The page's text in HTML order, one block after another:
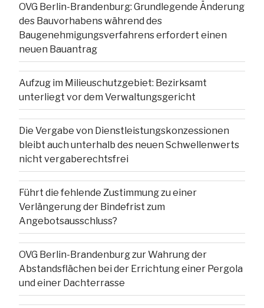
OVG Berlin-Brandenburg: Grundlegende Änderung
des Bauvorhabens während des
Baugenehmigungsverfahrens erfordert einen
neuen Bauantrag
Aufzug im Milieuschutzgebiet: Bezirksamt
unterliegt vor dem Verwaltungsgericht
Die Vergabe von Dienstleistungskonzessionen
bleibt auch unterhalb des neuen Schwellenwerts
nicht vergaberechtsfrei
Führt die fehlende Zustimmung zu einer
Verlängerung der Bindefrist zum
Angebotsausschluss?
OVG Berlin-Brandenburg zur Wahrung der
Abstandsflächen bei der Errichtung einer Pergola
und einer Dachterrasse